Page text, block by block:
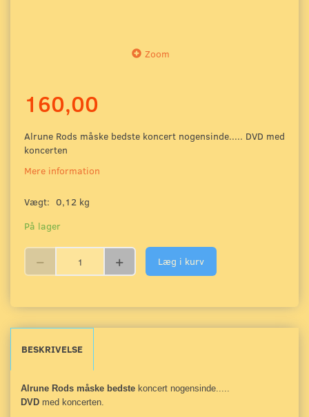
Zoom
160,00
Alrune Rods måske bedste koncert nogensinde..... DVD med
koncerten
Mere information
Vægt: 0,12 kg
På lager
Læg i kurv
BESKRIVELSE
Alrune Rods måske bedste koncert nogensinde.....
DVD med koncerten.